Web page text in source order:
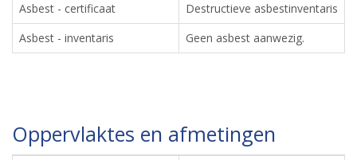
Asbest - certificaat
Destructieve asbestinventaris
Asbest - inventaris
Geen asbest aanwezig.
Oppervlaktes en afmetingen